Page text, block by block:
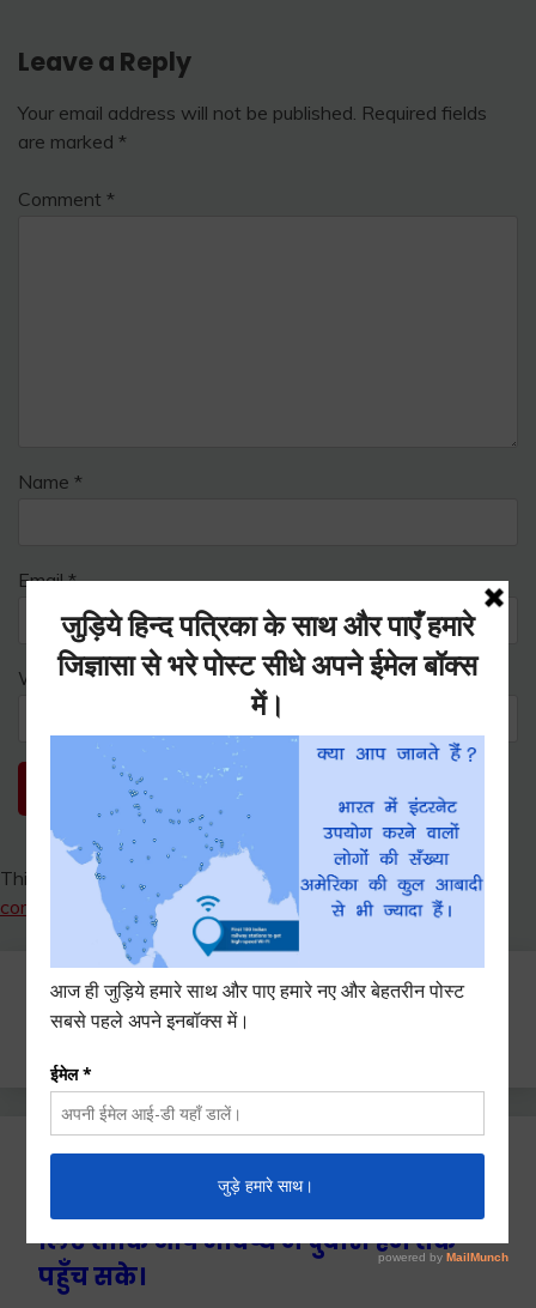
Leave a Reply
Your email address will not be published. Required fields
are marked *
Comment *
Name *
Email*
Website
This site uses Akismet to reduce spam.Learn how your
comment data is processed.
Search
for:
Ctrl+D दबाएँ हमे बुकमार्क / सेव करने के
लिए ताकि आप भविष्य में दुबारा हम तक
पहुँच सके।